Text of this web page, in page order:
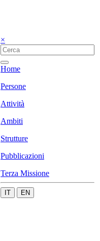
×
Home
Persone
Attività
Ambiti
Strutture
Pubblicazioni
Terza Missione
IT EN